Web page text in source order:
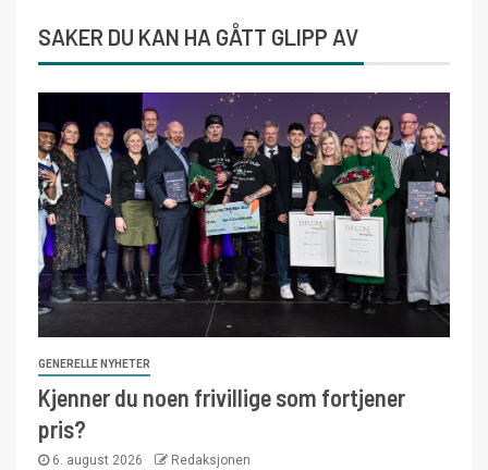
SAKER DU KAN HA GÅTT GLIPP AV
GENERELLE NYHETER
Kjenner du noen frivillige som fortjener
pris?
6. august 2026 Redaksjonen